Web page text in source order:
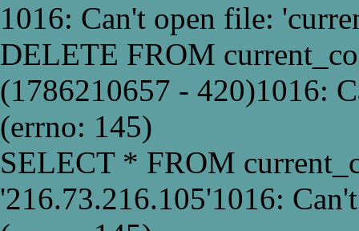
1016: Can't open file:
DELETE FROM
(1786210657 - 420)1016:
(errno: 145)
SELECT * FROM
'216.73.216.105'1016: